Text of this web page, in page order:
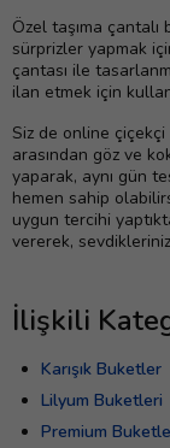
Özel taşıma
sürprizler yapmak
çantası ile
ilan etmek için
Siz de online
arasından göz ve
yaparak, aynı gün
hemen sahip
uygun tercihi
vererek,
İlişkili
Karışık Buketler
Lilyum Buketleri
Premium